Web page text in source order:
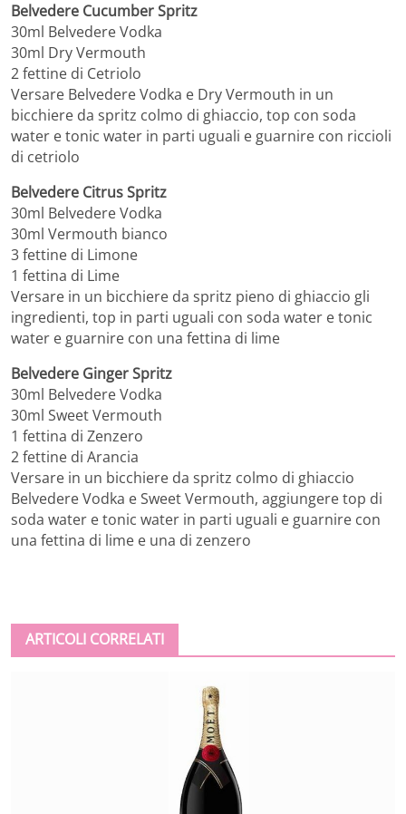
Belvedere Cucumber Spritz
30ml Belvedere Vodka
30ml Dry Vermouth
2 fettine di Cetriolo
Versare Belvedere Vodka e Dry Vermouth in un
bicchiere da spritz colmo di ghiaccio, top con soda
water e tonic water in parti uguali e guarnire con riccioli
di cetriolo
Belvedere Citrus Spritz
30ml Belvedere Vodka
30ml Vermouth bianco
3 fettine di Limone
1 fettina di Lime
Versare in un bicchiere da spritz pieno di ghiaccio gli
ingredienti, top in parti uguali con soda water e tonic
water e guarnire con una fettina di lime
Belvedere Ginger Spritz
30ml Belvedere Vodka
30ml Sweet Vermouth
1 fettina di Zenzero
2 fettine di Arancia
Versare in un bicchiere da spritz colmo di ghiaccio
Belvedere Vodka e Sweet Vermouth, aggiungere top di
soda water e tonic water in parti uguali e guarnire con
una fettina di lime e una di zenzero
ARTICOLI CORRELATI